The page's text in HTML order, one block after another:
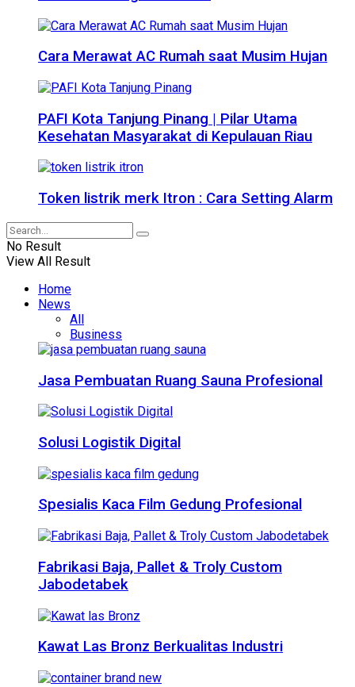
Cara Merawat AC Rumah saat Musim Hujan
PAFI Kota Tanjung Pinang | Pilar Utama
Kesehatan Masyarakat di Kepulauan Riau
Token listrik merk Itron : Cara Setting Alarm
No Result
View All Result
Home
News
All
Business
Jasa Pembuatan Ruang Sauna Profesional
Solusi Logistik Digital
Spesialis Kaca Film Gedung Profesional
Fabrikasi Baja, Pallet & Troly Custom
Jabodetabek
Kawat Las Bronz Berkualitas Industri